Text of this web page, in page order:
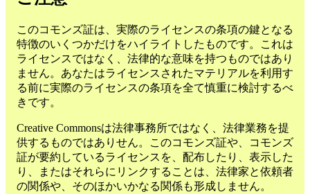
このコモンズ証は、実際のライセンスの条項の鍵となる
特徴のいくつかだけをハイライトしたものです。これは
ライセンスではなく、法律的な意味を持つものではあり
ません。あなたはライセンスされたマテリアルを利用す
る前に実際のライセンスの条項を全て慎重に検討するべ
きです。
Creative Commonsは法律事務所ではなく、法律業務を提
供するものではありせん。このコモンズ証や、コモンズ
証が要約しているライセンスを、配布したり、表示した
り、またはそれらにリンクすることは、法律家と依頼者
の関係や、そのほかいかなる関係も形成しません。